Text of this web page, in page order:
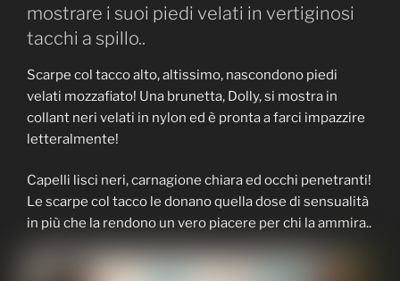
mostrare i suoi piedi velati in vertiginosi
tacchi a spillo..
Scarpe col tacco alto, altissimo, nascondono piedi
velati mozzafiato! Una brunetta, Dolly, si mostra in
collant neri velati in nylon ed è pronta a farci impazzire
letteralmente!
Capelli lisci neri, carnagione chiara ed occhi penetranti!
Le scarpe col tacco le donano quella dose di sensualità
in più che la rendono un vero piacere per chi la ammira..